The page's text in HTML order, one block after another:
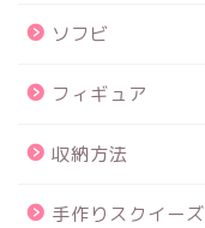
ソフビ
フィギュア
収納方法
手作りスクイーズ